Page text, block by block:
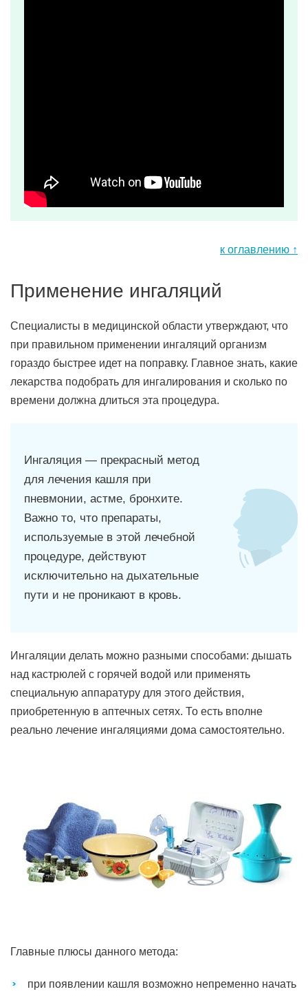
к оглавлению ↑
Применение ингаляций
Специалисты в медицинской области утверждают, что
при правильном применении ингаляций организм
гораздо быстрее идет на поправку. Главное знать, какие
лекарства подобрать для ингалирования и сколько по
времени должна длиться эта процедура.
Ингаляция — прекрасный метод
для лечения кашля при
пневмонии, астме, бронхите.
Важно то, что препараты,
используемые в этой лечебной
процедуре, действуют
исключительно на дыхательные
пути и не проникают в кровь.
Ингаляции делать можно разными способами: дышать
над кастрюлей с горячей водой или применять
специальную аппаратуру для этого действия,
приобретенную в аптечных сетях. То есть вполне
реально лечение ингаляциями дома самостоятельно.
Главные плюсы данного метода:
при появлении кашля возможно непременно начать